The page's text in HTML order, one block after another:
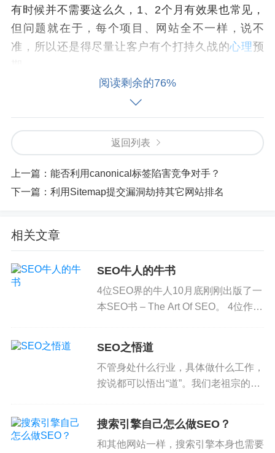
有时候并不需要这么久，1、2个月有效果也常见，
但问题就在于，每个项目、网站全不一样，说不
准，所以还是得尽量让客户有个打持久战的心理预
虽然不能准确预计做优化后多久能见到效果，但有
人统计了有排名的页面的平均年龄，SEO们可以对
多老的页面才会有排名有个大致认识，对SEO多久
之后出效果是个很好的参考。对于说服客户也有作
用，数据表明，要获得排名，平均就是需要这么长
时间。
ogle获得排名？
简要介绍一下主要数据。
排名在前面的页面有多老？
如下：
可以看到，排在前10的页面平均是2年以上的页面，
越靠前越老，排在第一页的平均存在了将近3年。
排在前10的页面，有将近60%是3年以上的老页面，
不到20%是2年的页面，只有22%是不到1年的页
阅读剩余的76%
返回列表
上一篇： 能否利用canonical标签陷害竞争对手？
下一篇： 利用Sitemap提交漏洞劫持其它网站排名
相关文章
SEO牛人的牛书
4位SEO界的牛人10月底刚刚出版了一
本SEO书 – The Art Of SEO。 4位作者
博客是必读的SE...
SEO之悟道
不管身处什么行业，具体做什么工作，
按说都可以悟出“道”。我们老祖宗的故
SEO的“道”是什么？真的就是唯手熟尔
这么简单直接？都说四十不...
搜索引擎自己怎么做SEO？
和其他网站一样，搜索引擎本身也需要